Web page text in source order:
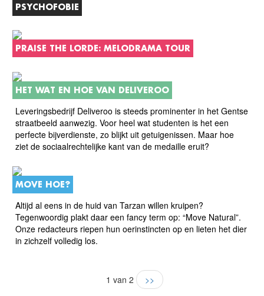
PSYCHOFOBIE
PRAISE THE LORDE: MELODRAMA TOUR
HET WAT EN HOE VAN DELIVEROO
Leveringsbedrijf Deliveroo is steeds prominenter in het Gentse
straatbeeld aanwezig. Voor heel wat studenten is het een
perfecte bijverdienste, zo blijkt uit getuigenissen. Maar hoe
ziet de sociaalrechtelijke kant van de medaille eruit?
MOVE HOE?
Altijd al eens in de huid van Tarzan willen kruipen?
Tegenwoordig plakt daar een fancy term op: “Move Natural”.
Onze redacteurs riepen hun oerinstincten op en lieten het dier
in zichzelf volledig los.
1 van 2 >>